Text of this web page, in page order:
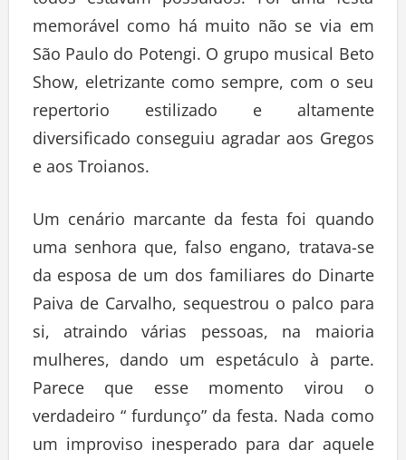
memorável como há muito não se via em
São Paulo do Potengi. O grupo musical Beto
Show, eletrizante como sempre, com o seu
repertorio estilizado e altamente
diversificado conseguiu agradar aos Gregos
e aos Troianos.
Um cenário marcante da festa foi quando
uma senhora que, falso engano, tratava-se
da esposa de um dos familiares do Dinarte
Paiva de Carvalho, sequestrou o palco para
si, atraindo várias pessoas, na maioria
mulheres, dando um espetáculo à parte.
Parece que esse momento virou o
verdadeiro “ furdunço” da festa. Nada como
um improviso inesperado para dar aquele